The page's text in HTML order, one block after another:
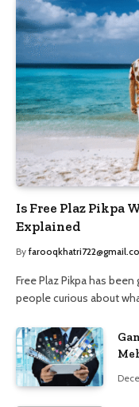
Is Free Plaz Pikpa
Explained
By
Free Plaz Pikpa has
people curious about